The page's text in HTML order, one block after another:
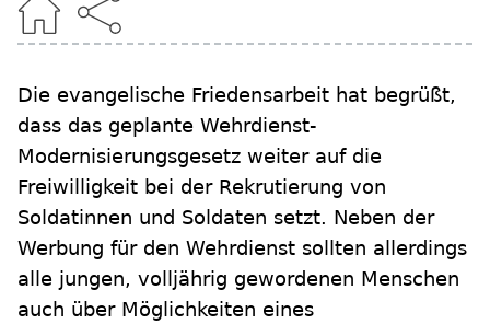
Die evangelische Friedensarbeit hat begrüßt,
dass das geplante Wehrdienst-
Modernisierungsgesetz weiter auf die
Freiwilligkeit bei der Rekrutierung von
Soldatinnen und Soldaten setzt. Neben der
Werbung für den Wehrdienst sollten allerdings
alle jungen, volljährig gewordenen Menschen
auch über Möglichkeiten eines